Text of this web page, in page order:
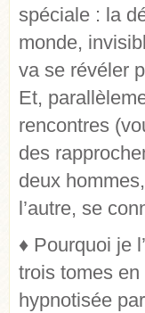
spéciale : la
monde,
va se révéler
Et,
rencontres
des
deux
l’autre, se
♦ Pourquoi je
trois tomes
hypnotisée